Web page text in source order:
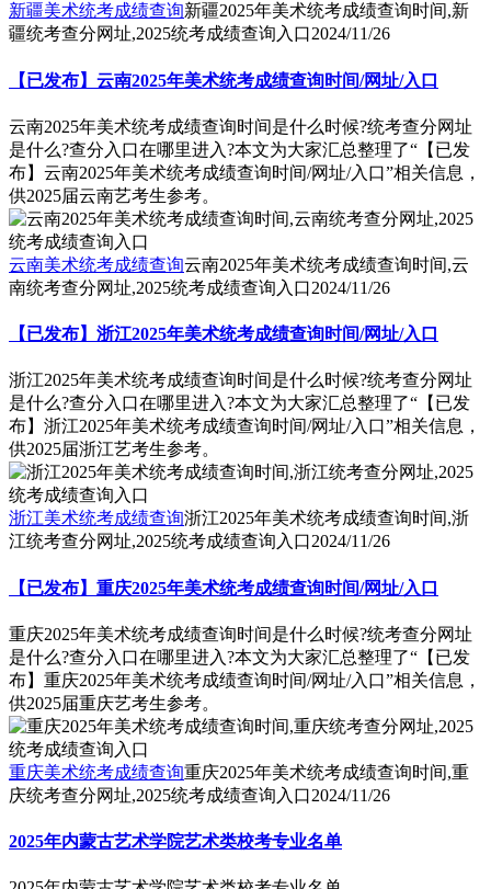
新疆美术统考成绩查询新疆2025年美术统考成绩查询时间,新
疆统考查分网址,2025统考成绩查询入口2024/11/26
【已发布】云南2025年美术统考成绩查询时间/网址/入口
云南2025年美术统考成绩查询时间是什么时候?统考查分网址
是什么?查分入口在哪里进入?本文为大家汇总整理了“【已发
布】云南2025年美术统考成绩查询时间/网址/入口”相关信息，
供2025届云南艺考生参考。
云南美术统考成绩查询云南2025年美术统考成绩查询时间,云
南统考查分网址,2025统考成绩查询入口2024/11/26
【已发布】浙江2025年美术统考成绩查询时间/网址/入口
浙江2025年美术统考成绩查询时间是什么时候?统考查分网址
是什么?查分入口在哪里进入?本文为大家汇总整理了“【已发
布】浙江2025年美术统考成绩查询时间/网址/入口”相关信息，
供2025届浙江艺考生参考。
浙江美术统考成绩查询浙江2025年美术统考成绩查询时间,浙
江统考查分网址,2025统考成绩查询入口2024/11/26
【已发布】重庆2025年美术统考成绩查询时间/网址/入口
重庆2025年美术统考成绩查询时间是什么时候?统考查分网址
是什么?查分入口在哪里进入?本文为大家汇总整理了“【已发
布】重庆2025年美术统考成绩查询时间/网址/入口”相关信息，
供2025届重庆艺考生参考。
重庆美术统考成绩查询重庆2025年美术统考成绩查询时间,重
庆统考查分网址,2025统考成绩查询入口2024/11/26
2025年内蒙古艺术学院艺术类校考专业名单